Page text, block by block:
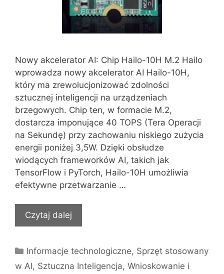
Nowy akcelerator AI: Chip Hailo-10H M.2 Hailo
wprowadza nowy akcelerator AI Hailo-10H,
który ma zrewolucjonizować zdolności
sztucznej inteligencji na urządzeniach
brzegowych. Chip ten, w formacie M.2,
dostarcza imponujące 40 TOPS (Tera Operacji
na Sekundę) przy zachowaniu niskiego zużycia
energii poniżej 3,5W. Dzięki obsłudze
wiodących frameworków AI, takich jak
TensorFlow i PyTorch, Hailo-10H umożliwia
efektywne przetwarzanie …
Czytaj dalej
Kategorie
Informacje technologiczne, Sprzęt stosowany
w AI, Sztuczna Inteligencja, Wnioskowanie i